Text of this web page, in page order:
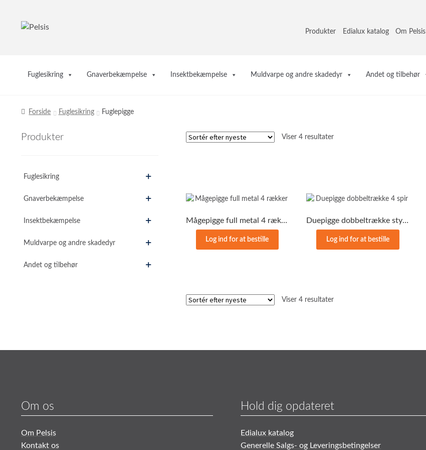
Spring
Spring
Produkter Edialux katalog Om Pelsis
Fuglesikring Gnaverbekæmpelse Insektbekæmpelse Muldvarpe og andre skadedyr Andet og tilbehør
Forside Fuglesikring Fuglepigge
Viser 4 resultaterSorteret
Mågepigge full metal 4 rækker
Log ind for at bestille
Duepigge dobbeltrække stykvis
Log ind for at bestille
Viser 4 resultaterSorteret
Produkter
Fuglesikring
Gnaverbekæmpelse
Insektbekæmpelse
Muldvarpe og andre skadedyr
Andet og tilbehør
Om os
Om Pelsis
Kontakt os
Hold dig opdateret
Edialux katalog
Generelle Salgs- og Leveringsbetingelser